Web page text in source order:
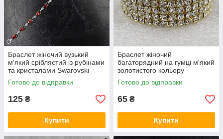
Браслет жіночий вузький
м'який сріблястий із рубінами
та кристалами Swarovski
довжина 18 см ширина 6 мм
1ряд каменів
Готово до відправки
125 ₴
Купити
Браслет жіночий
багаторядний на гумці м'який
золотистого кольору
кристалами ширина 20 мм 4
ряди каменів
Готово до відправки
65 ₴
Купити